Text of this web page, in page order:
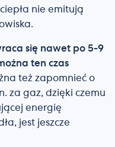
nie emitują
się nawet po 5-9
ten czas
też zapomnieć o
za gaz, dzięki czemu
energię
jest jeszcze